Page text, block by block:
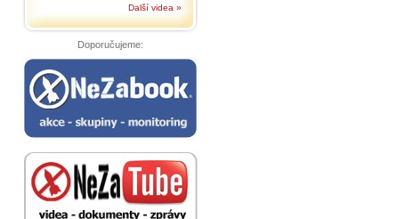
Další videa »
Doporučujeme: